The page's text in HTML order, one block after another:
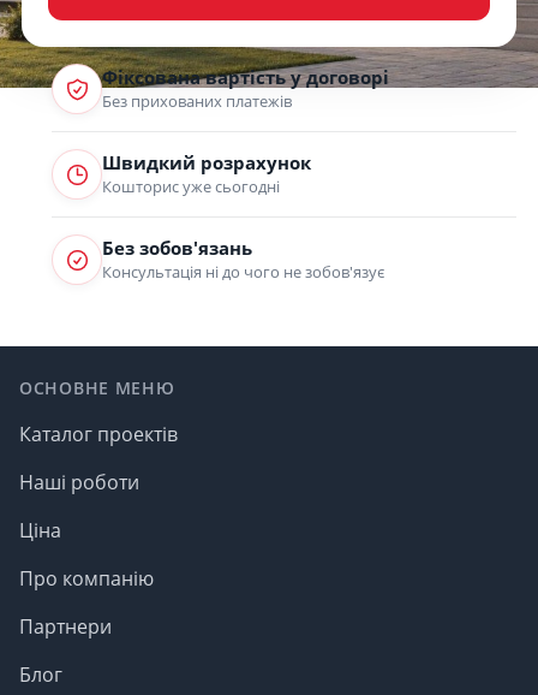
Фіксована вартість у договорі
Без прихованих платежів
Швидкий розрахунок
Кошторис уже сьогодні
Без зобов'язань
Консультація ні до чого не зобов'язує
ОСНОВНЕ МЕНЮ
Каталог проектів
Наші роботи
Ціна
Про компанію
Партнери
Блог